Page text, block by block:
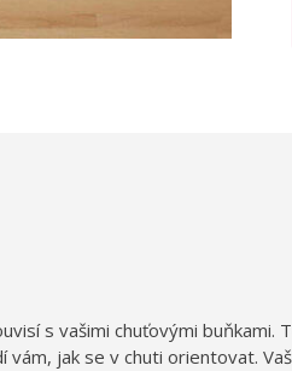
s vašimi chuťovými
jak se v chuti orientovat.